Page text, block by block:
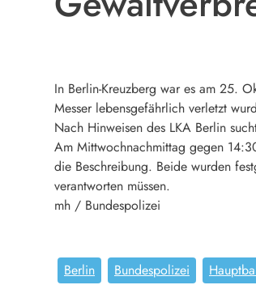
In Berlin-Kreuzberg war es am 25.
Messer lebensgefährlich verletzt
Nach Hinweisen des LKA Berlin
Am Mittwochnachmittag gegen
die Beschreibung. Beide wurden
verantworten müssen.
mh / Bundespolizei
Berlin Bundespolizei